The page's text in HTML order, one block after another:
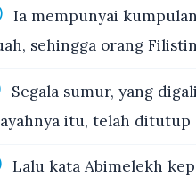
Ia mempunyai
sehingga orang
Segala sumur, yang
itu, telah
Lalu kata Abimelekh